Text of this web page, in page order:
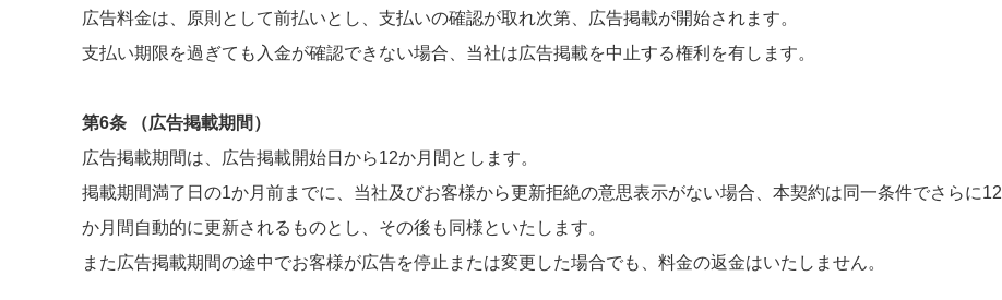
広告料金は、原則として前払いとし、支払いの確認が取れ次第、広告掲載が開始されます。
支払い期限を過ぎても入金が確認できない場合、当社は広告掲載を中止する権利を有します。
第6条 （広告掲載期間）
広告掲載期間は、広告掲載開始日から12か月間とします。
掲載期間満了日の1か月前までに、当社及びお客様から更新拒絶の意思表示がない場合、本契約は同一条件でさらに12
か月間自動的に更新されるものとし、その後も同様といたします。
また広告掲載期間の途中でお客様が広告を停止または変更した場合でも、料金の返金はいたしません。